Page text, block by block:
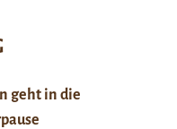
geht in die